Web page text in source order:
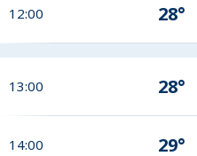
12:00 28°
13:00 28°
14:00 29°